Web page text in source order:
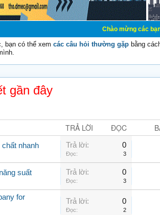
Chào mừng các bạn đến với
bạn có thể xem các câu hỏi thường gặp bằng
gần đây
TRẢ LỜI ĐỌC
nhanh Trả lời: 0
Đọc: 3
suất Trả lời: 0
Đọc: 3
for
Trả lời: 0
Đọc: 2